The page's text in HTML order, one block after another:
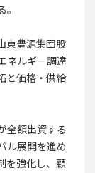
東豊源集団股
ネルギー調達
と価格・供給
全額出資する
ル展開を進め
を強化し、顧